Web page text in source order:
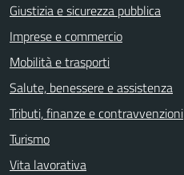
Giustizia e sicurezza pubblica
Imprese e commercio
Mobilità e trasporti
Salute, benessere e assistenza
Tributi, finanze e contravvenzioni
Turismo
Vita lavorativa